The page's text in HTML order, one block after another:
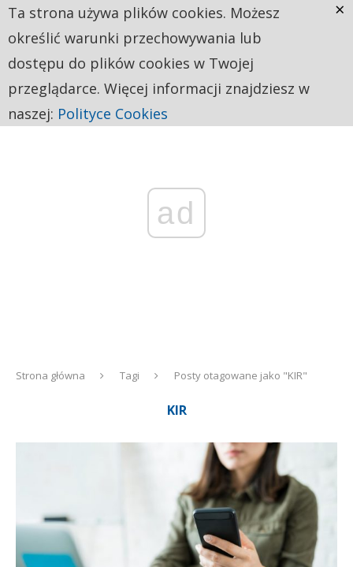
ad
Strona główna Tagi Posty otagowane jako "KIR"
KIR
Ta strona używa plików cookies. Możesz
określić warunki przechowywania lub
dostępu do plików cookies w Twojej
przeglądarce. Więcej informacji znajdziesz w
naszej: Polityce Cookies
×